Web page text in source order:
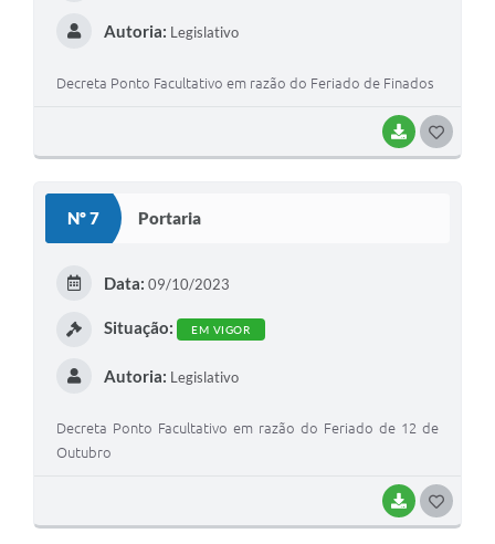
BAIXAR
Autoria: Legislativo
Decreta Ponto Facultativo em razão do Feriado de Finados
Nº 7 Portaria
BAIXAR
Data: 09/10/2023
Situação: EM VIGOR
Autoria: Legislativo
Decreta Ponto Facultativo em razão do Feriado de 12 de
Outubro